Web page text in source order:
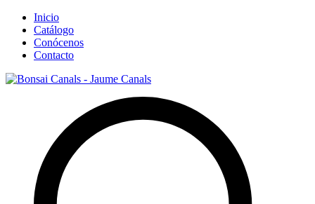
Inicio
Catálogo
Conócenos
Contacto